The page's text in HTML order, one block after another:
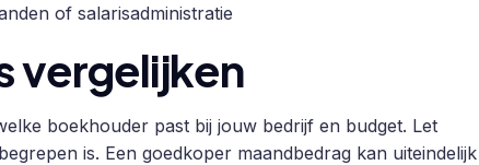
of salarisadministratie
vergelijken
boekhouder past bij jouw bedrijf en budget. Let
is. Een goedkoper maandbedrag kan uiteindelijk